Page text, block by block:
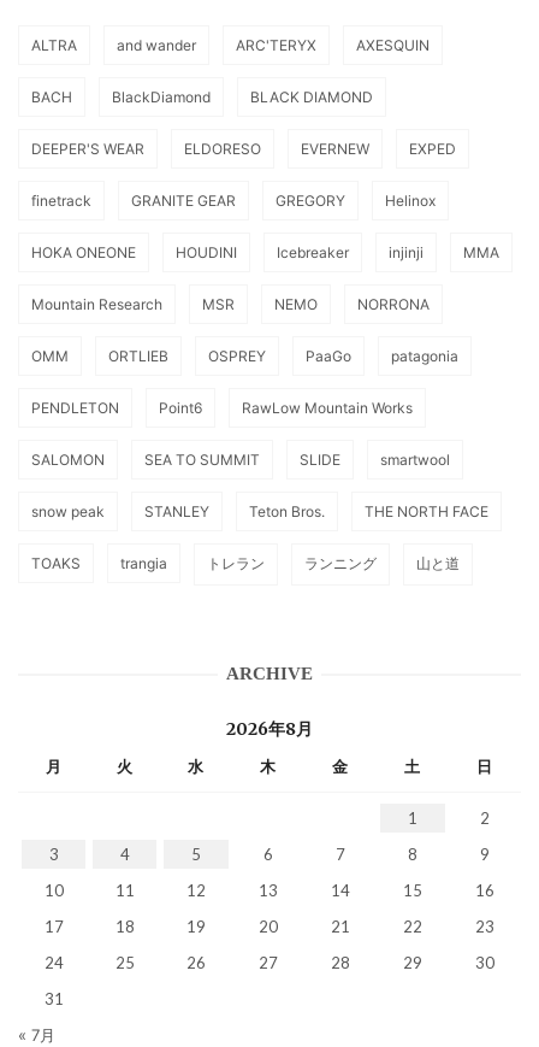
ALTRA and wander ARC'TERYX AXESQUIN
BACH BlackDiamond BLACK DIAMOND
DEEPER'S WEAR ELDORESO EVERNEW EXPED
finetrack GRANITE GEAR GREGORY Helinox
HOKA ONEONE HOUDINI Icebreaker injinji MMA
Mountain Research MSR NEMO NORRONA
OMM ORTLIEB OSPREY PaaGo patagonia
PENDLETON Point6 RawLow Mountain Works
SALOMON SEA TO SUMMIT SLIDE smartwool
snow peak STANLEY Teton Bros. THE NORTH FACE
TOAKS trangia トレラン ランニング 山と道
ARCHIVE
2026年8月
月 火 水 木 金 土 日
1
2
3
4 5 6 7 8
9
10
11 12 13 14 15
16
17
18 19 20 21 22
23
24
25 26 27 28 29
30
31
« 7月